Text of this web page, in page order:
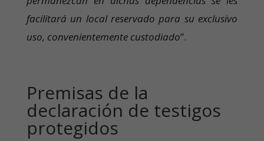
facilitará un local reservado para su exclusivo
uso, convenientemente custodiado”.
Premisas de la
declaración de testigos
protegidos